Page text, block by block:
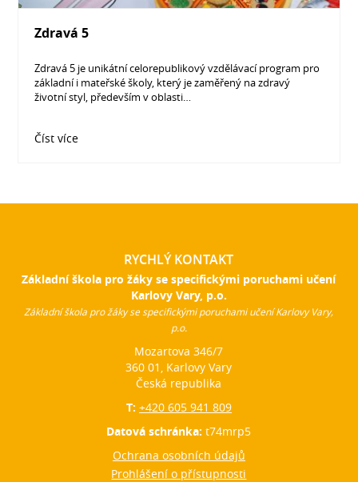
Zdravá 5
Zdravá 5 je unikátní celorepublikový vzdělávací program pro
základní i mateřské školy, který je zaměřený na zdravý
životní styl, především v oblasti…
Číst více
RYCHLÝ KONTAKT
Základní škola pro žáky se specifickými poruchami učení
Karlovy Vary, p.o.
Základní škola pro žáky se specifickými poruchami učení Karlovy Vary,
p.o.
Mozartova 346/7
360 01, Karlovy Vary
Česká republika
T: +420 605 941 809
Datová schránka:t74mrp5
Ochrana osobních údajů
Prohlášení o přístupnosti